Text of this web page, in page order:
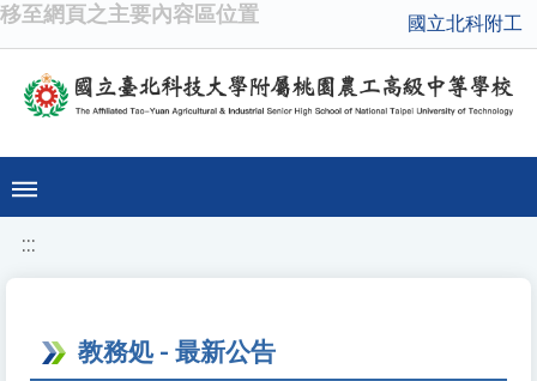
移至網頁之主要內容區位置 國立北科附工
:::
教務処 - 最新公告